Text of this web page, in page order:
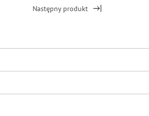
Następny produkt